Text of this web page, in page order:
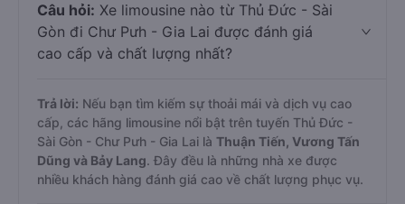
Câu hỏi: Xe limousine nào từ Thủ Đức - Sài
Gòn đi Chư Pưh - Gia Lai được đánh giá
cao cấp và chất lượng nhất?
Trả lời: Nếu bạn tìm kiếm sự thoải mái và dịch vụ cao
cấp, các hãng limousine nổi bật trên tuyến Thủ Đức -
Sài Gòn - Chư Pưh - Gia Lai là Thuận Tiến, Vương Tấn
Dũng và Bảy Lang. Đây đều là những nhà xe được
nhiều khách hàng đánh giá cao về chất lượng phục vụ.